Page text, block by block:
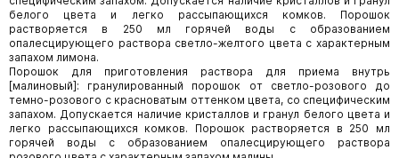
белого цвета и легко рассыпающихся комков. Порошок
растворяется в 250 мл горячей воды с образованием
опалесцирующего раствора светло-желтого цвета с характерным
запахом лимона.
Порошок для приготовления раствора для приема внутрь
[малиновый]: гранулированный порошок от светло-розового до
темно-розового с красноватым оттенком цвета, со специфическим
запахом. Допускается наличие кристаллов и гранул белого цвета и
легко рассыпающихся комков. Порошок растворяется в 250 мл
горячей воды с образованием опалесцирующего раствора